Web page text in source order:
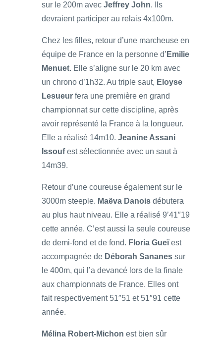
sur le 200m avec Jeffrey John. Ils
devraient participer au relais 4x100m.
Chez les filles, retour d’une marcheuse en
équipe de France en la personne d’ Emilie
Menuet. Elle s’aligne sur le 20 km avec
un chrono d’1h32. Au triple saut, Eloyse
Lesueur fera une première en grand
championnat sur cette discipline, après
avoir représenté la France à la longueur.
Elle a réalisé 14m10. Jeanine Assani
Issoufest sélectionnée avec un saut à
14m39.
Retour d’une coureuse également sur le
3000m steeple. Maëva Danois débutera
au plus haut niveau. Elle a réalisé 9’41″19
cette année. C’est aussi la seule coureuse
de demi-fond et de fond. Floria Gueïest
accompagnée de Déborah Sananes sur
le 400m, qui l’a devancé lors de la finale
aux championnats de France. Elles ont
fait respectivement 51″51 et 51″91 cette
année.
Mélina Robert-Michon est bien sûr